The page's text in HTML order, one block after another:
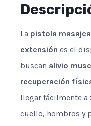
La pistola
extensión es el
buscan alivio
recuperación
llegar fácilmente a
cuello, hombros y